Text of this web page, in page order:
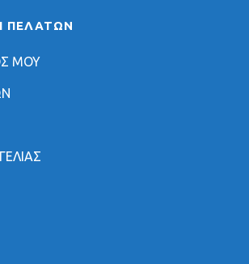
ΠΕΛΑΤΏΝ
ΜΟΥ